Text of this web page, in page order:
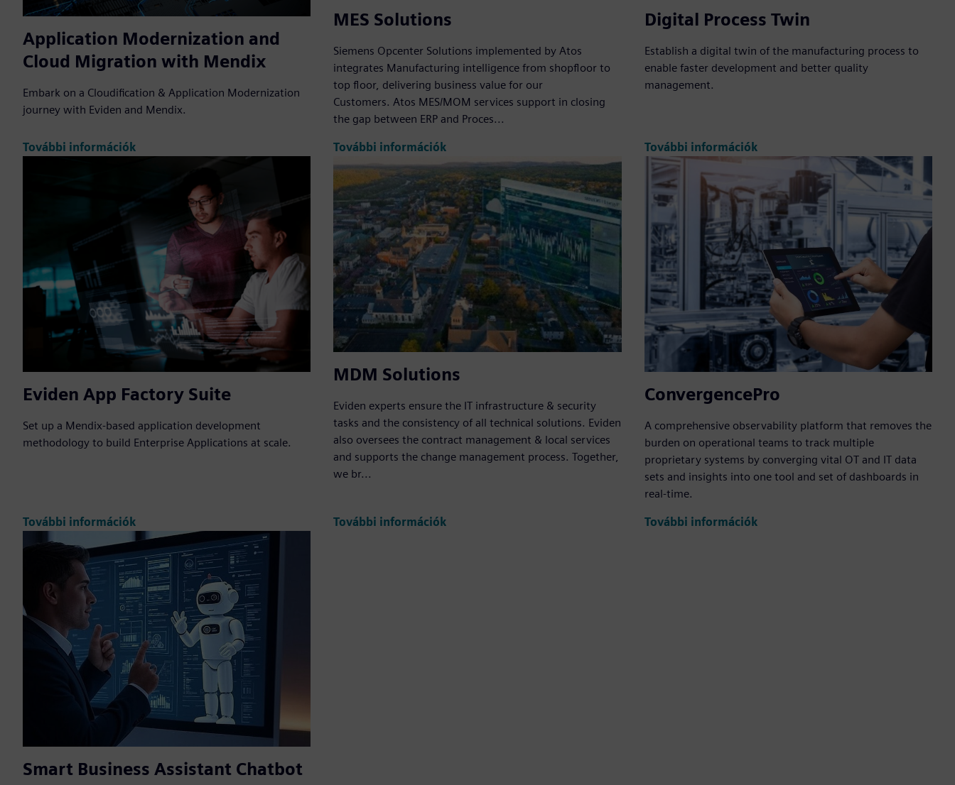
Application Modernization and
Cloud Migration with Mendix
Embark on a Cloudification & Application Modernization
journey with Eviden and Mendix.
További információk
MES Solutions
Siemens Opcenter Solutions implemented by Atos
integrates Manufacturing intelligence from shopfloor to
top floor, delivering business value for our
Customers. Atos MES/MOM services support in closing
the gap between ERP and Proces...
További információk
Digital Process Twin
Establish a digital twin of the manufacturing process to
enable faster development and better quality
management.
További információk
Eviden App Factory Suite
Set up a Mendix-based application development
methodology to build Enterprise Applications at scale.
További információk
MDM Solutions
Eviden experts ensure the IT infrastructure & security
tasks and the consistency of all technical solutions. Eviden
also oversees the contract management & local services
and supports the change management process. Together,
we br...
További információk
ConvergencePro
A comprehensive observability platform that removes the
burden on operational teams to track multiple
proprietary systems by converging vital OT and IT data
sets and insights into one tool and set of dashboards in
real-time.
További információk
Smart Business Assistant Chatbot